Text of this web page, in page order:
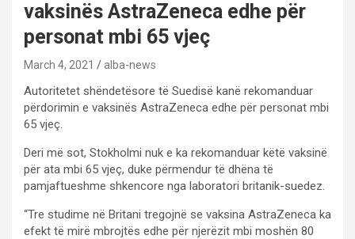
vaksinës AstraZeneca edhe për
personat mbi 65 vjeç
March 4, 2021 alba-news
Autoritetet shëndetësore të Suedisë kanë rekomanduar
përdorimin e vaksinës AstraZeneca edhe për personat mbi
65 vjeç.
Deri më sot, Stokholmi nuk e ka rekomanduar këtë vaksinë
për ata mbi 65 vjeç, duke përmendur të dhëna të
pamjaftueshme shkencore nga laboratori britanik-suedez.
“Tre studime në Britani tregojnë se vaksina AstraZeneca ka
efekt të mirë mbrojtës edhe për njerëzit mbi moshën 80